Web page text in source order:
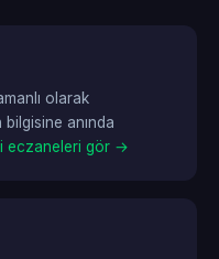
olarak
anında
eczaneleri gör →